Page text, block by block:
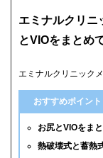
エミナルクリニ
とVIOをまとめ
エミナルクリニック
おすすめポイント
お尻とVIOをま
熱破壊式と蓄熱